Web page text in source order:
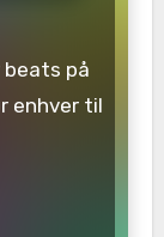
beats på
enhver til